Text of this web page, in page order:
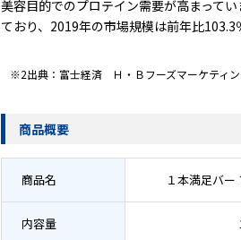
美容目的でのプロテイン需要が高まって
ており、2019年の市場規模は前年比
※2出典：富士経済 Ｈ・Ｂフーズマーケティ
商品概要
商品名 １本満足バー
内容量